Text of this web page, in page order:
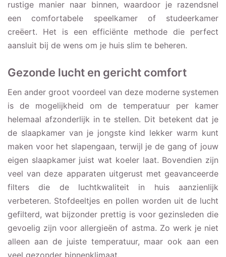
rustige manier naar binnen, waardoor je razendsnel
een comfortabele speelkamer of studeerkamer
creëert. Het is een efficiënte methode die perfect
aansluit bij de wens om je huis slim te beheren.
Gezonde lucht en gericht comfort
Een ander groot voordeel van deze moderne systemen
is de mogelijkheid om de temperatuur per kamer
helemaal afzonderlijk in te stellen. Dit betekent dat je
de slaapkamer van je jongste kind lekker warm kunt
maken voor het slapengaan, terwijl je de gang of jouw
eigen slaapkamer juist wat koeler laat. Bovendien zijn
veel van deze apparaten uitgerust met geavanceerde
filters die de luchtkwaliteit in huis aanzienlijk
verbeteren. Stofdeeltjes en pollen worden uit de lucht
gefilterd, wat bijzonder prettig is voor gezinsleden die
gevoelig zijn voor allergieën of astma. Zo werk je niet
alleen aan de juiste temperatuur, maar ook aan een
veel gezonder binnenklimaat.